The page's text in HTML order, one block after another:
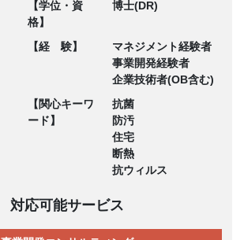
【学位・資
格】
博士(DR)
【経 験】
マネジメント経験者
事業開発経験者
企業技術者(OB含む)
【関心キーワ
ード】
抗菌
防汚
住宅
断熱
抗ウィルス
対応可能サービス